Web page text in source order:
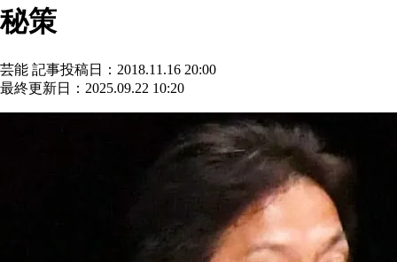
秘策
芸能 記事投稿日：2018.11.16 20:00
最終更新日：2025.09.22 10:20